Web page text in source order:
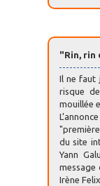
"Rin, rin
Il ne faut
risque
mouillée
du site
Yann
message
Irène